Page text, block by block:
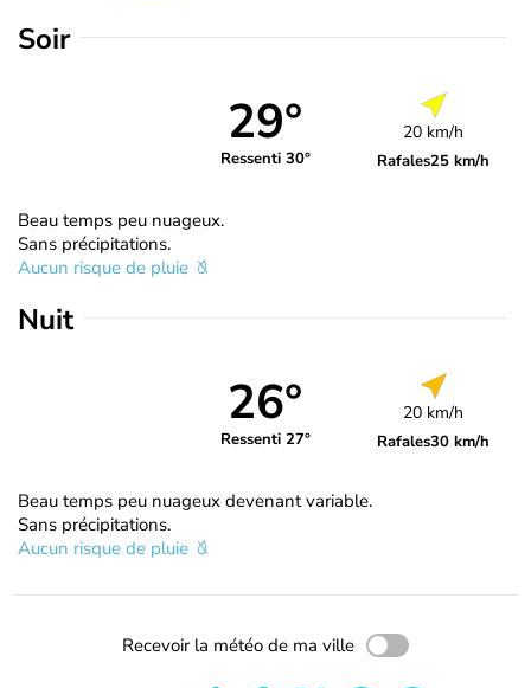
Soir
29°
Ressenti 30°
20 km/h
Rafales25 km/h
Beau temps peu nuageux.
Sans précipitations.
Aucun risque de pluie
Nuit
26°
Ressenti 27°
20 km/h
Rafales30 km/h
Beau temps peu nuageux devenant variable.
Sans précipitations.
Aucun risque de pluie
Recevoir la météo de ma ville